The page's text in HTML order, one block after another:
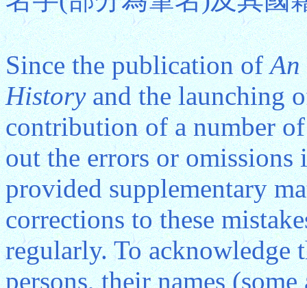
Since the publication ofAn
Historyand the launching
contribution of a number
out the errors or
provided supplementary
corrections to these
regularly. To acknowledge
persons, their names